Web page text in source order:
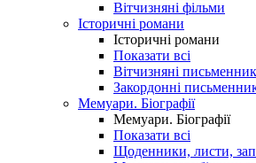
Вітчизняні фільми
Історичні романи
Історичні романи
Показати всі
Вітчизняні
Закордонні
Мемуари. Біографії
Мемуари. Біографії
Показати всі
Щоденники, листи,